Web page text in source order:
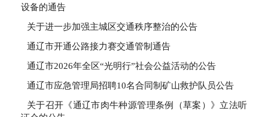
设备的通告
关于进一步加强主城区交通秩序整治的公告
通辽市开通公路接力赛交通管制通告
通辽市2026年全区“光明行”社会公益活动的公告
通辽市应急管理局招聘10名合同制矿山救护队员公告
关于召开《通辽市肉牛种源管理条例（草案）》立法听